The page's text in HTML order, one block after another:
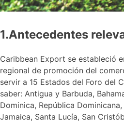
1.Antecedentes
Caribbean Export se estableció
regional de promoción del
servir a 15 Estados del Foro del
saber: Antigua y Barbuda,
Dominica, República
Jamaica, Santa Lucía, San